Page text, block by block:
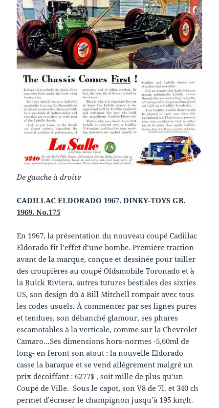
De gauche à droite
CADILLAC ELDORADO 1967. DINKY-TOYS GB.
1969. No.175
En 1967, la présentation du nouveau coupé Cadillac
Eldorado fit l’effet d’une bombe. Première traction-
avant de la marque, conçue et dessinée pour tailler
des croupières au coupé Oldsmobile Toronado et à
la Buick Riviera, autres tutures bestiales des sixties
US, son design dû à Bill Mitchell rompait avec tous
les codes usuels. À commencer par ses lignes pures
et tendues, son déhanché glamour, ses phares
escamotables à la verticale, comme sur la Chevrolet
Camaro…Ses dimensions hors-normes -5,60ml de
long- en feront son atout : la nouvelle Eldorado
casse la baraque et se vend allègrement malgré un
prix décoiffant : 6277$ , soit mille de plus qu’un
Coupé de Ville. Sous le capot, son V8 de 7l. et 340 ch
permet d’écraser le champignon jusqu’à 195 km/h.